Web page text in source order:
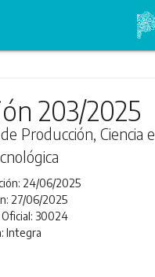
203/2025
Producción, Ciencia e
24/06/2025
27/06/2025
30024
Integra